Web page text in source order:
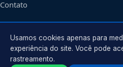
Contato
CONTATO
Atendimento em
Usamos cookies apenas para
experiência do site. Você pode
rastreamento.